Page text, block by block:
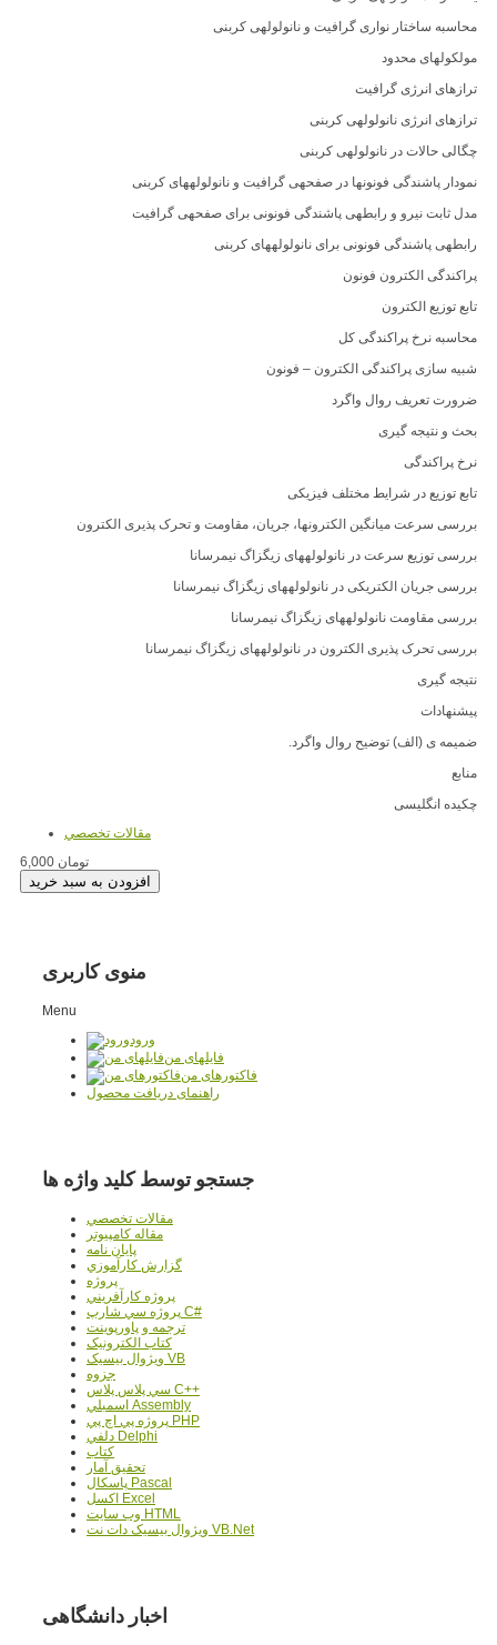
محاسبه ساختار نواری گرافیت و نانولولهی کربنی
مولکولهای محدود
ترازهای انرژی گرافیت
ترازهای انرژی نانولولهی کربنی
چگالی حالات در نانولولهی کربنی
نمودار پاشندگی فونونها در صفحهی گرافیت و نانولولههای کربنی
مدل ثابت نیرو و رابطهی پاشندگی فونونی برای صفحهی گرافیت
رابطهی پاشندگی فونونی برای نانولولههای کربنی
پراکندگی الکترون فونون
تابع توزیع الکترون
محاسبه نرخ پراکندگی کل
شبیه سازی پراکندگی الکترون – فونون
ضرورت تعریف روال واگرد
بحث و نتیجه گیری
نرخ پراکندگی
تابع توزیع در شرایط مختلف فیزیکی
بررسی سرعت میانگین الکترونها، جریان، مقاومت و تحرک پذیری الکترون
بررسی توزیع سرعت در نانولولههای زیگزاگ نیمرسانا
بررسی جریان الکتریکی در نانولولههای زیگزاگ نیمرسانا
بررسی مقاومت نانولولههای زیگزاگ نیمرسانا
بررسی تحرک پذیری الکترون در نانولولههای زیگزاگ نیمرسانا
نتیجه گیری
پیشنهادات
ضمیمه ی (الف) توضیح روال واگرد.
منابع
چکیده انگلیسی
مقالات تخصصي
6,000 تومان
منوی کاربری
Menu
ورود
فایلهای من
فاکتورهای من
راهنمای دریافت محصول
جستجو توسط کلید واژه ها
مقالات تخصصي
مقاله کامپیوتر
پایان نامه
گزارش کارآموزي
پروژه
پروژه کارآفريني
پروژه سي شارپ C#
ترجمه و پاورپوينت
کتاب الکترونيک
ويژوال بيسيک VB
جزوه
سي پلاس پلاس C++
اسمبلي Assembly
پروژه پي اچ پي PHP
دلفي Delphi
کتاب
تحقيق آمار
پاسکال Pascal
اکسل Excel
وب سايت HTML
ويژوال بيسيک دات نت VB.Net
اخبار دانشگاهی